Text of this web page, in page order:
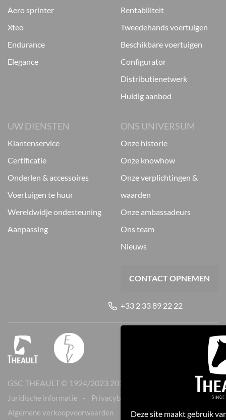
aero sprinter
xteo
endurance
elegance
rentabiliteit
tweedehands voertuigen
beschikbare voertuigen
configurator
distributienetwerk
huidig aanbod
UW DIENSTEN
klantenservice
certificatie
onderlen & accessoires
voertuigen te huur
wereldwidje ondesteuning
aanpassing
ONS UNIVERSUM
onze historie
onze knowhow
onze verplichtingen &
waarden
onze ambassadeurs
ons team
nieuws
CONTACT OPNEMEN
+33 2 33 89 22 22
GSC THEAULT © 1924/2023 2026
Juridische informatie Privacybeleid
Algemene verkoopvoorwaarden
Deze site maakt gebruik